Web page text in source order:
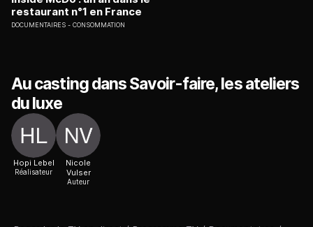
restaurant n°1 en France
DOCUMENTAIRES CONSOMMATION
Au casting dans Savoir-faire, les ateliers
du luxe
Hopi Lebel
Réalisateur
Nicole
Vulser
Auteur